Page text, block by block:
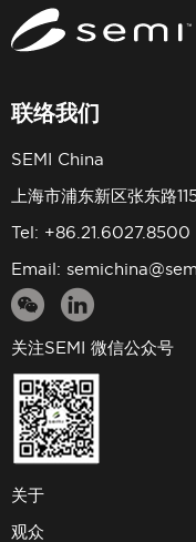
联络我们
SEMI China
上海市浦东新区张东路
Tel: +86.21.6027.8500
Email:
关注SEMI 微信公众号
关于
观众